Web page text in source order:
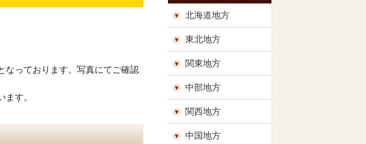
っております。写真にてご確認
す。
北海道地方
東北地方
関東地方
中部地方
関西地方
中国地方